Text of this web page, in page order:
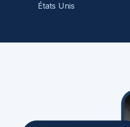
États Unis